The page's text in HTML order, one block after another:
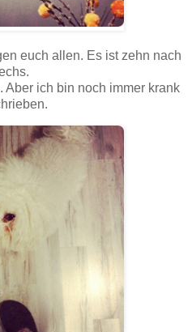
euch allen. Es ist zehn nach
Aber ich bin noch immer krank